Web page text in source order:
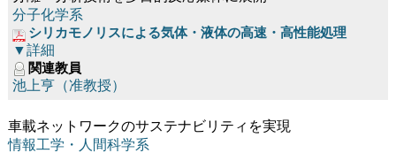
分子化学系
シリカモノリスによる気体・液体の高速・高性能処理
▼詳細
関連教員
池上亨（准教授）
車載ネットワークのサステナビリティを実現
情報工学・人間科学系